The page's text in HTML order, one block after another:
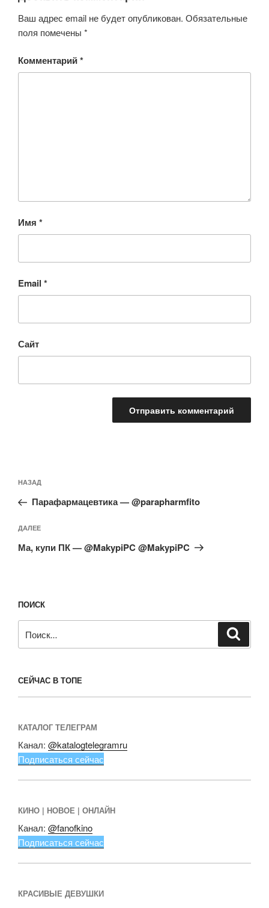
ki
Ваш адрес email не будет опубликован. Обязательные
поля помечены *
Комментарий*
Имя *
Email *
Сайт
по
записям
Предыдущая
запись:
НАЗАД
Парафармацевтика — @parapharmfito
Следующая
запись
ДАЛЕЕ
Ма, купи ПК — @MakypiPC @MakypiPC
ПОИСК
СЕЙЧАС В ТОПЕ
КАТАЛОГ ТЕЛЕГРАМ
Канал: @katalogtelegramru
Подписаться сейчас
КИНО | НОВОЕ | ОНЛАЙН
Канал: @fanofkino
Подписаться сейчас
КРАСИВЫЕ ДЕВУШКИ